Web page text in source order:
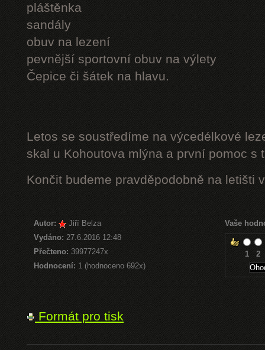
pláštěnka
sandály
obuv na lezení
pevnější sportovní obuv na výlety
Čepice či šátek na hlavu.
Letos se soustředíme na výcedélkové
skal u Kohoutova mlýna a první pomoc s
Končit budeme pravděpodobně na letišti
Autor:
Jiří Belza
Vydáno: 27.6.2016 12:48
Přečteno:39977247x
Hodnocení: 1 (hodnoceno 692x)
Vaše
1 2
Formát pro tisk